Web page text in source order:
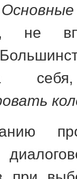
Основные
не